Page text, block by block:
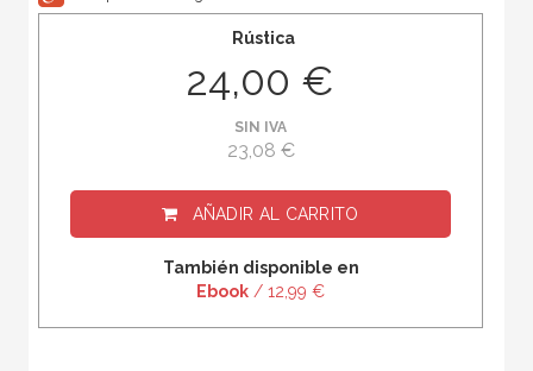
Rústica
24,00 €
SIN IVA
23,08 €
AÑADIR AL CARRITO
También disponible en
Ebook / 12,99 €